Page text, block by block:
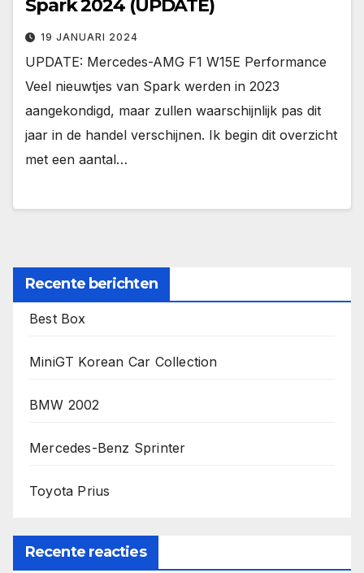
Spark 2024 (UPDATE)
19 JANUARI 2024
UPDATE: Mercedes-AMG F1 W15E Performance
Veel nieuwtjes van Spark werden in 2023
aangekondigd, maar zullen waarschijnlijk pas dit
jaar in de handel verschijnen. Ik begin dit overzicht
met een aantal…
Recente berichten
Best Box
MiniGT Korean Car Collection
BMW 2002
Mercedes-Benz Sprinter
Toyota Prius
Recente reacties